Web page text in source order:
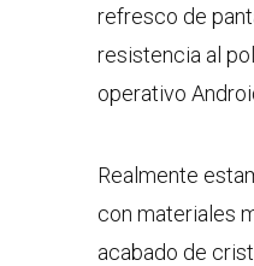
refresco de
resistencia al
operativo
Realmente
con materiales
acabado de